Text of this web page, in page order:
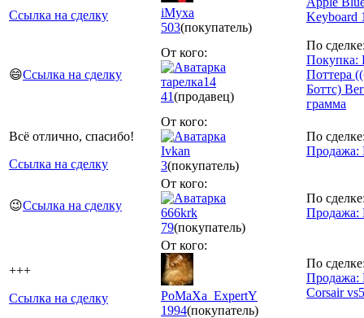
Ссылка на сделку
iMyxa
503(покупатель)
Keyboard
😄Ссылка на сделку
От кого:
тарелка14
41(продавец)
По
Покупка:
Поттера
Боттс)
грамма
Всё отлично, спасибо!
Ссылка на сделку
От кого:
Ivkan
3(покупатель)
По
Продажа:
😉Ссылка на сделку
От кого:
666krk
79(покупатель)
По
Продажа:
+++
Ссылка на сделку
От кого:
PoMaXa_ExpertY
1994(покупатель)
По
Продажа:
Corsair